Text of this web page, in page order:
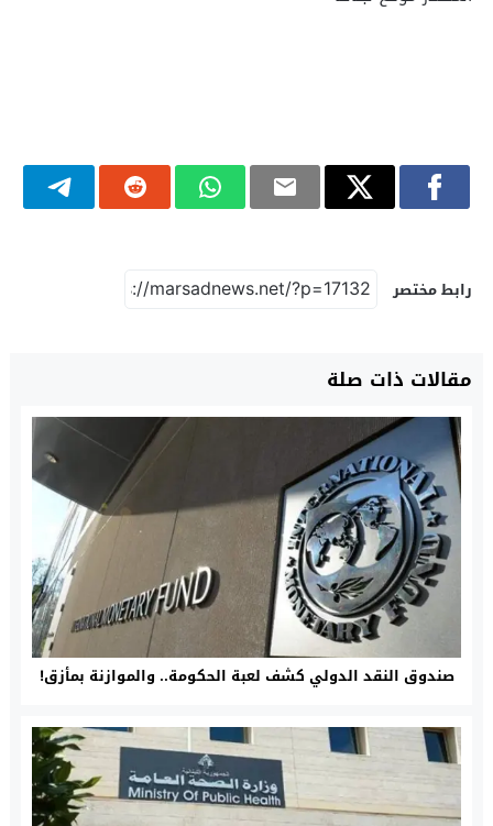
رابط مختصر
مقالات ذات صلة
صندوق النقد الدولي كشف لعبة الحكومة.. والموازنة بمأزق!